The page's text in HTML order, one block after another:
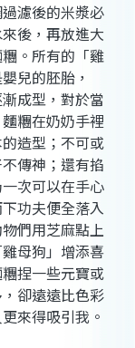
濾後的米漿必
後，再放進大
。所有的「雞
兒的胚胎，
成型，對於當
糰在奶奶手裡
造型；不可或
傳神；還有掐
次可以在手心
功夫便全落入
們用芝麻點上
母狗」增添喜
捏一些元寶或
卻遠遠比色彩
來得吸引我。